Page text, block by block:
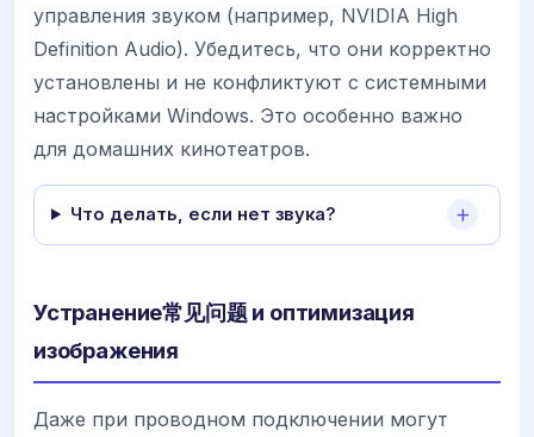
управления звуком (например, NVIDIA High
Definition Audio). Убедитесь, что они корректно
установлены и не конфликтуют с системными
настройками Windows. Это особенно важно
для домашних кинотеатров.
Что делать, если нет звука?
Устранение常见问题 и оптимизация
изображения
Даже при проводном подключении могут